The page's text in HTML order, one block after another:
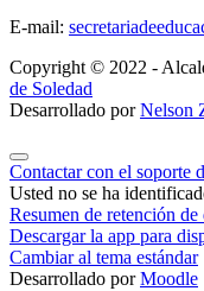
E-mail:
Copyright © 2022 -
de Soledad
Desarrollado porNelson
Contactar con el soporte
Usted no se ha
Resumen de retención de
Descargar la app para
Cambiar al tema estándar
Desarrollado porMoodle